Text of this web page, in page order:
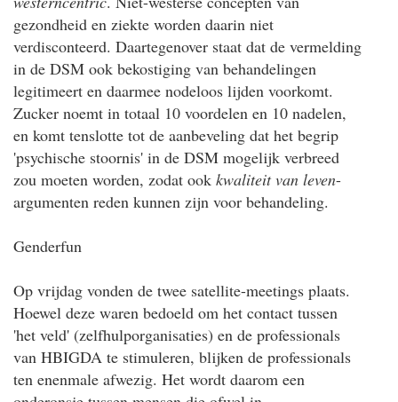
gezondheid en ziekte worden daarin niet
verdisconteerd. Daartegenover staat dat de vermelding
in de DSM ook bekostiging van behandelingen
legitimeert en daarmee nodeloos lijden voorkomt.
Zucker noemt in totaal 10 voordelen en 10 nadelen,
en komt tenslotte tot de aanbeveling dat het begrip
'psychische stoornis' in de DSM mogelijk verbreed
zou moeten worden, zodat ook kwaliteit van leven-
argumenten reden kunnen zijn voor behandeling.
Genderfun
Op vrijdag vonden de twee satellite-meetings plaats.
Hoewel deze waren bedoeld om het contact tussen
'het veld' (zelfhulporganisaties) en de professionals
van HBIGDA te stimuleren, blijken de professionals
ten enenmale afwezig. Het wordt daarom een